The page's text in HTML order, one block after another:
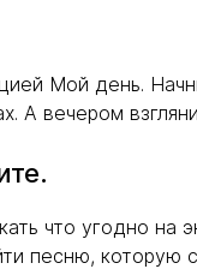
Мой день.
А вечером
что угодно
песню,